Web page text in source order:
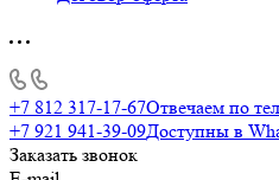
+7 812 317-17-67Отвечаем по
+7 921 941-39-09Доступны в
Заказать звонок